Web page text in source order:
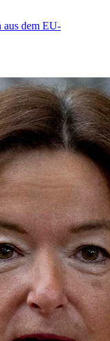
dem EU-